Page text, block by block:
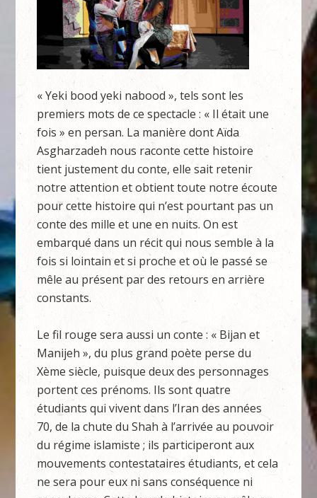
« Yeki bood yeki nabood », tels sont les
premiers mots de ce spectacle : « Il était une
fois » en persan. La manière dont Aïda
Asgharzadeh nous raconte cette histoire
tient justement du conte, elle sait retenir
notre attention et obtient toute notre écoute
pour cette histoire qui n’est pourtant pas un
conte des mille et une en nuits. On est
embarqué dans un récit qui nous semble à la
fois si lointain et si proche et où le passé se
mêle au présent par des retours en arrière
constants.
Le fil rouge sera aussi un conte : « Bijan et
Manijeh », du plus grand poète perse du
Xème siècle, puisque deux des personnages
portent ces prénoms. Ils sont quatre
étudiants qui vivent dans l’Iran des années
70, de la chute du Shah à l’arrivée au pouvoir
du régime islamiste ; ils participeront aux
mouvements contestataires étudiants, et cela
ne sera pour eux ni sans conséquence ni